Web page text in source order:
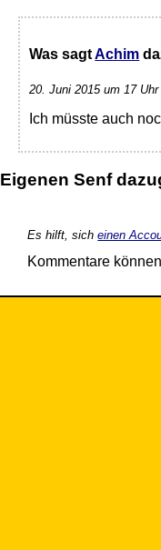
Was sagtAchim
20. Juni 2015 um 17 Uhr
Ich müsste auch
Eigenen Senf
Es hilft, sicheinen
Kommentare